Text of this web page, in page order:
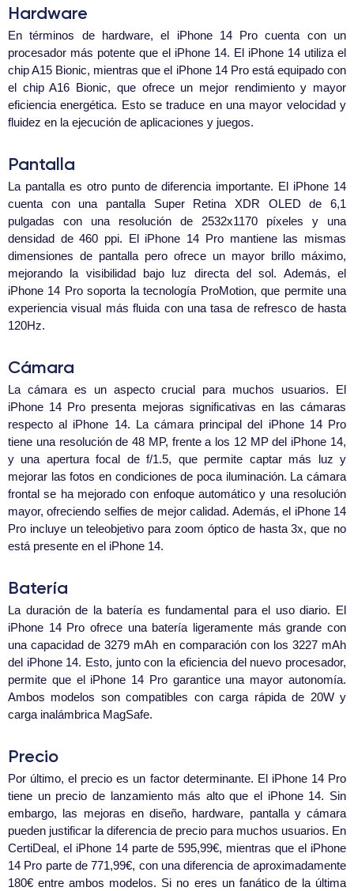
Hardware
En términos de hardware, el iPhone 14 Pro cuenta con un
procesador más potente que el iPhone 14. El iPhone 14 utiliza el
chip A15 Bionic, mientras que el iPhone 14 Pro está equipado con
el chip A16 Bionic, que ofrece un mejor rendimiento y mayor
eficiencia energética. Esto se traduce en una mayor velocidad y
fluidez en la ejecución de aplicaciones y juegos.
Pantalla
La pantalla es otro punto de diferencia importante. El iPhone 14
cuenta con una pantalla Super Retina XDR OLED de 6,1
pulgadas con una resolución de 2532x1170 píxeles y una
densidad de 460 ppi. El iPhone 14 Pro mantiene las mismas
dimensiones de pantalla pero ofrece un mayor brillo máximo,
mejorando la visibilidad bajo luz directa del sol. Además, el
iPhone 14 Pro soporta la tecnología ProMotion, que permite una
experiencia visual más fluida con una tasa de refresco de hasta
120Hz.
Cámara
La cámara es un aspecto crucial para muchos usuarios. El
iPhone 14 Pro presenta mejoras significativas en las cámaras
respecto al iPhone 14. La cámara principal del iPhone 14 Pro
tiene una resolución de 48 MP, frente a los 12 MP del iPhone 14,
y una apertura focal de f/1.5, que permite captar más luz y
mejorar las fotos en condiciones de poca iluminación. La cámara
frontal se ha mejorado con enfoque automático y una resolución
mayor, ofreciendo selfies de mejor calidad. Además, el iPhone 14
Pro incluye un teleobjetivo para zoom óptico de hasta 3x, que no
está presente en el iPhone 14.
Batería
La duración de la batería es fundamental para el uso diario. El
iPhone 14 Pro ofrece una batería ligeramente más grande con
una capacidad de 3279 mAh en comparación con los 3227 mAh
del iPhone 14. Esto, junto con la eficiencia del nuevo procesador,
permite que el iPhone 14 Pro garantice una mayor autonomía.
Ambos modelos son compatibles con carga rápida de 20W y
carga inalámbrica MagSafe.
Precio
Por último, el precio es un factor determinante. El iPhone 14 Pro
tiene un precio de lanzamiento más alto que el iPhone 14. Sin
embargo, las mejoras en diseño, hardware, pantalla y cámara
pueden justificar la diferencia de precio para muchos usuarios. En
CertiDeal, el iPhone 14 parte de 595,99€, mientras que el iPhone
14 Pro parte de 771,99€, con una diferencia de aproximadamente
180€ entre ambos modelos. Si no eres un fanático de la última